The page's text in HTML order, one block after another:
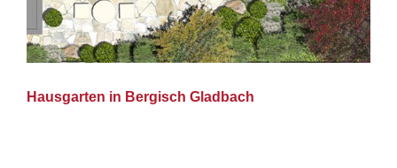
Hausgarten in Bergisch Gladbach